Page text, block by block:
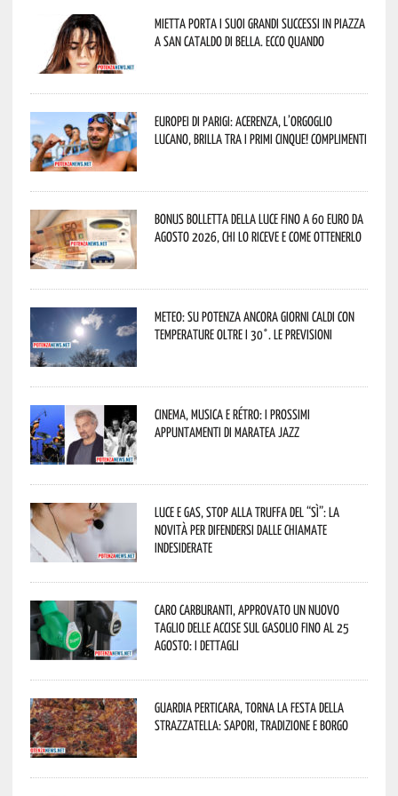
Mietta porta i suoi grandi successi in piazza
a San Cataldo di Bella. Ecco quando
Europei di Parigi: Acerenza, l’orgoglio
lucano, brilla tra i primi cinque! Complimenti
Bonus bolletta della luce fino a 60 euro da
agosto 2026, chi lo riceve e come ottenerlo
Meteo: su Potenza ancora giorni caldi con
temperature oltre i 30°. Le previsioni
Cinema, musica e rétro: i prossimi
appuntamenti di Maratea Jazz
Luce e gas, stop alla truffa del “Sì”: la
novità per difendersi dalle chiamate
indesiderate
Caro carburanti, approvato un nuovo
taglio delle accise sul gasolio fino al 25
agosto: i dettagli
Guardia Perticara, torna la Festa della
Strazzatella: sapori, tradizione e borgo